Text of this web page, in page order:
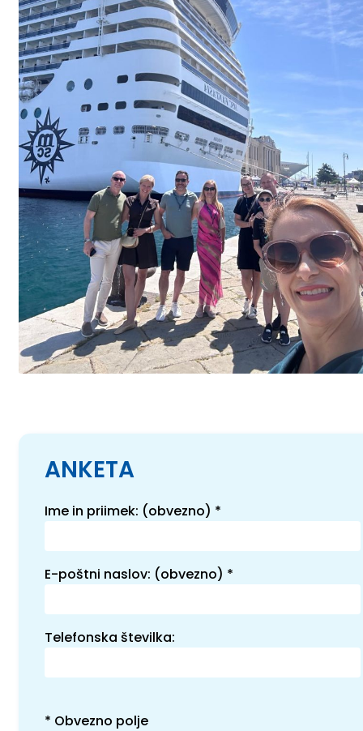
ANKETA
Ime in priimek: (obvezno) *
E-poštni naslov: (obvezno) *
Telefonska številka:
* Obvezno polje